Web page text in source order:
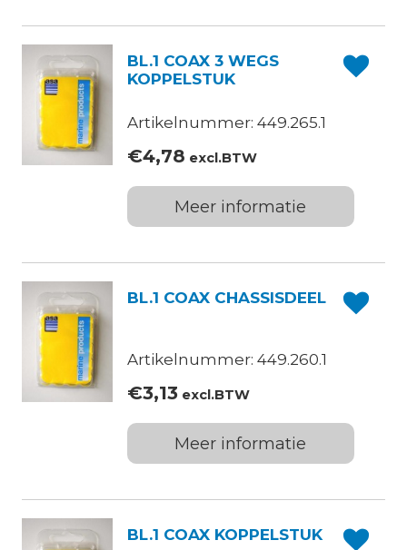
BL.1 COAX 3 WEGS
KOPPELSTUK
Artikelnummer: 449.265.1
€4,78 excl.BTW
Meer informatie
BL.1 COAX CHASSISDEEL
Artikelnummer: 449.260.1
€3,13excl.BTW
Meer informatie
BL.1 COAX KOPPELSTUK